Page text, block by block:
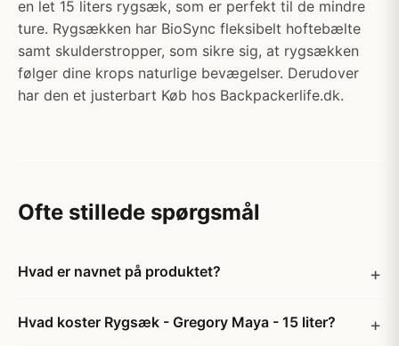
en let 15 liters rygsæk, som er perfekt til de mindre
ture. Rygsækken har BioSync fleksibelt hoftebælte
samt skulderstropper, som sikre sig, at rygsækken
følger dine krops naturlige bevægelser. Derudover
har den et justerbart Køb hos Backpackerlife.dk.
Ofte stillede spørgsmål
Hvad er navnet på produktet?
Hvad koster Rygsæk - Gregory Maya - 15 liter?